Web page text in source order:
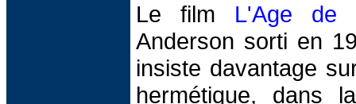
Le film L'Age de
Anderson sorti en
insiste davantage
hermétique, dans